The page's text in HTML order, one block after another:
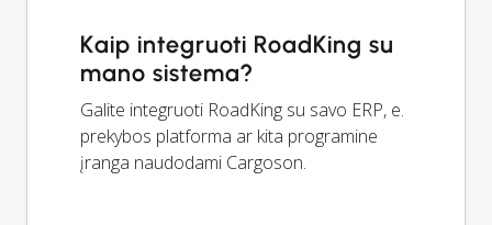
Kaip integruoti RoadKing su
mano sistema?
Galite integruoti RoadKing su savo ERP, e.
prekybos platforma ar kita programine
įranga naudodami Cargoson.